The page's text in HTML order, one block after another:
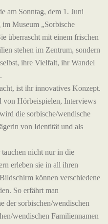
am Sonntag, dem 1. Juni
im Museum „Sorbische
überrascht mit einem frischen
stehen im Zentrum, sondern
ihre Vielfalt, ihr Wandel
ist ihr innovatives Konzept.
von Hörbeispielen, Interviews
die sorbische/wendische
von Identität und als
nicht nur in die
erleben sie in all ihren
können verschiedene
So erfährt man
der sorbischen/wendischen
wendischen Familiennamen